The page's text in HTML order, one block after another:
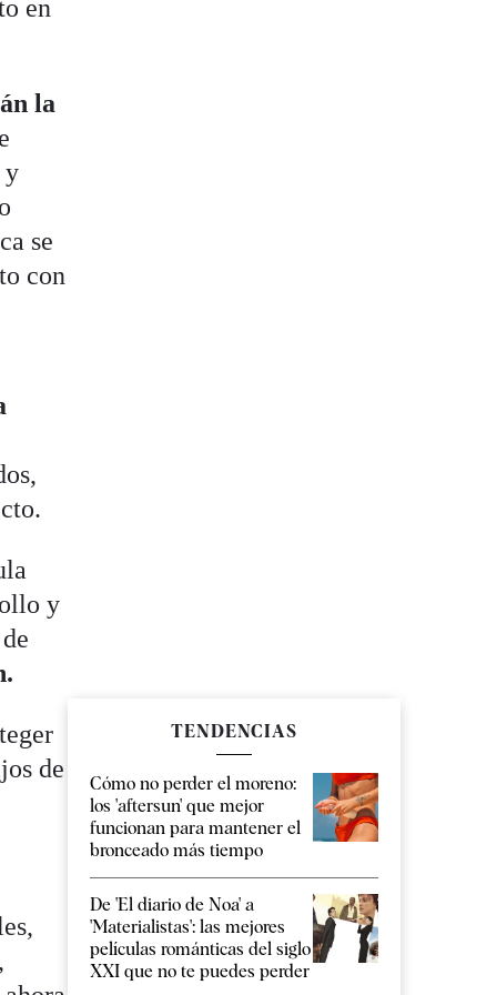
en
la
y
se
con
y
de
TENDENCIAS
Cómo no perder el moreno:
los 'aftersun' que mejor
funcionan para mantener el
bronceado más tiempo
De 'El diario de Noa' a
'Materialistas': las mejores
películas románticas del siglo
XXI que no te puedes perder